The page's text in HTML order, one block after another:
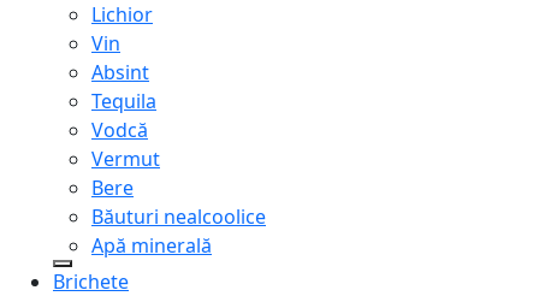
Lichior
Vin
Absint
Tequila
Vodcă
Vermut
Bere
Băuturi nealcoolice
Apă minerală
Brichete